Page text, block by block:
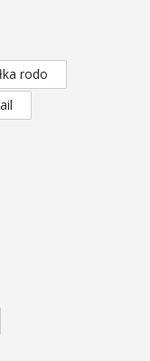
rodo